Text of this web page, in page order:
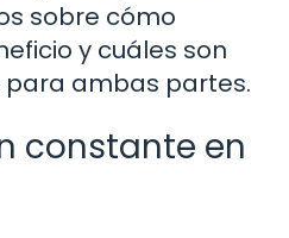
sobre cómo
y cuáles son
para ambas partes.
constante en